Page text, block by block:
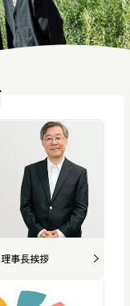
理事長挨拶